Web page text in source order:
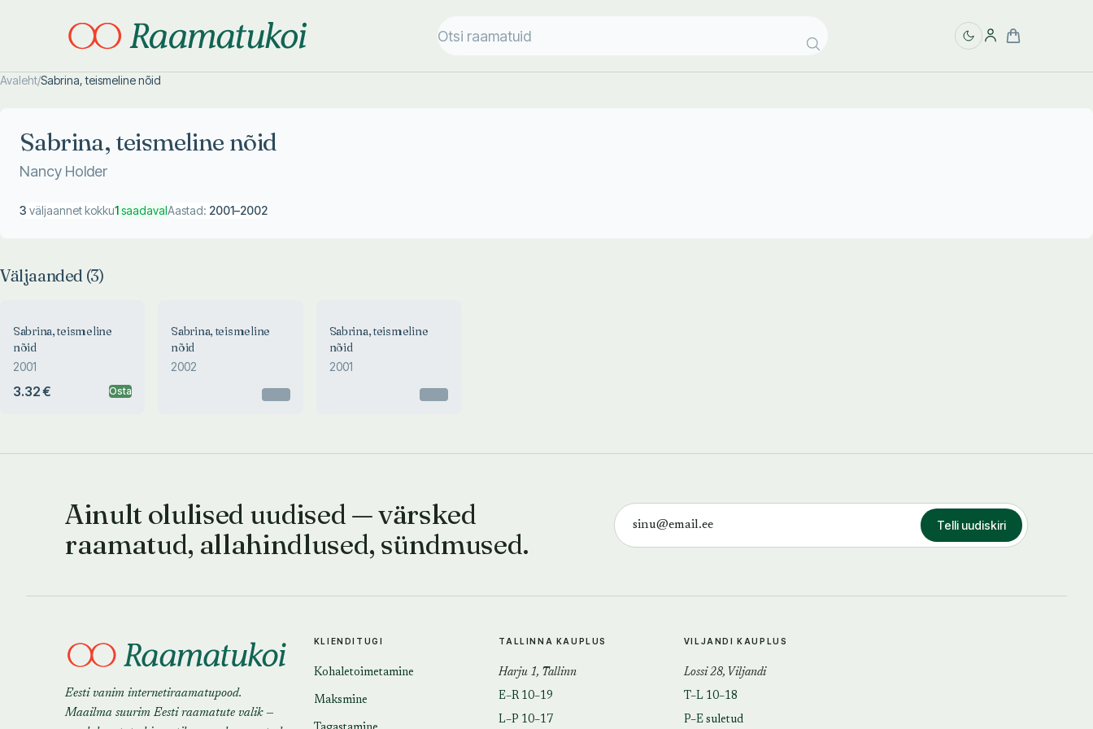
Avaleht/Sabrina, teismeline nõid
Sabrina, teismeline nõid
Nancy Holder
3 väljaannet kokku1saadavalAastad: 2001–2002
Väljaanded (3)
Sabrina, teismeline
nõid
2001
3.32 € Osta
Sabrina, teismeline
nõid
2002
Sabrina, teismeline
nõid
2001
Ainult olulised uudised — värsked
raamatud, allahindlused, sündmused.
Telli uudiskiri
Eesti vanim internetiraamatupood.
Maailma suurim Eesti raamatute valik —
KLIENDITUGI
Kohaletoimetamine
Maksmine
TALLINNA KAUPLUS
Harju 1, Tallinn
E–R 10–19
L–P 10–17
VILJANDI KAUPLUS
Lossi 28, Viljandi
T–L 10–18
P–E suletud